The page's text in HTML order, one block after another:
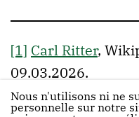
[1] Carl Ritter,
09.03.2026.
Nous n'utilisons ni ne
personnelle sur notre